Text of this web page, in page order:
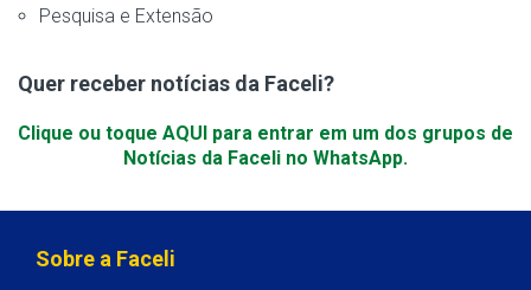
Pesquisa e Extensão
Quer receber notícias da Faceli?
Clique ou toque AQUI para entrar em um dos grupos de
Notícias da Faceli no WhatsApp.
Sobre a Faceli